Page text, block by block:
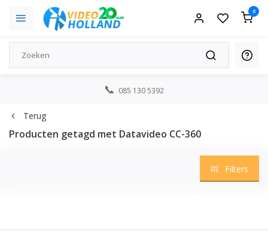
0
085 130 5392
Terug
Producten getagd met Datavideo CC-360
Filters